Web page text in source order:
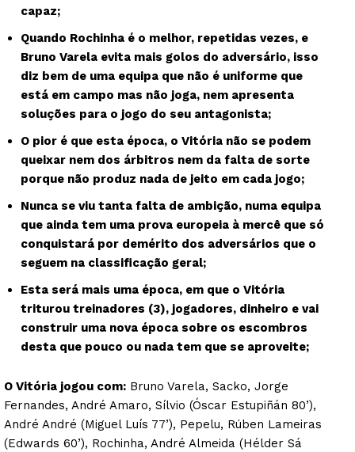
capaz;
Quando Rochinha é o melhor, repetidas vezes, e
Bruno Varela evita mais golos do adversário, isso
diz bem de uma equipa que não é uniforme que
está em campo mas não joga, nem apresenta
soluções para o jogo do seu antagonista;
O pior é que esta época, o Vitória não se podem
queixar nem dos árbitros nem da falta de sorte
porque não produz nada de jeito em cada jogo;
Nunca se viu tanta falta de ambição, numa equipa
que ainda tem uma prova europeia à mercê que só
conquistará por demérito dos adversários que o
seguem na classificação geral;
Esta será mais uma época, em que o Vitória
triturou treinadores (3), jogadores, dinheiro e vai
construir uma nova época sobre os escombros
desta que pouco ou nada tem que se aproveite;
O Vitória jogou com: Bruno Varela, Sacko, Jorge
Fernandes, André Amaro, Sílvio (Óscar Estupiñán 80’),
André André (Miguel Luís 77’), Pepelu, Rúben Lameiras
(Edwards 60’), Rochinha, André Almeida (Hélder Sá